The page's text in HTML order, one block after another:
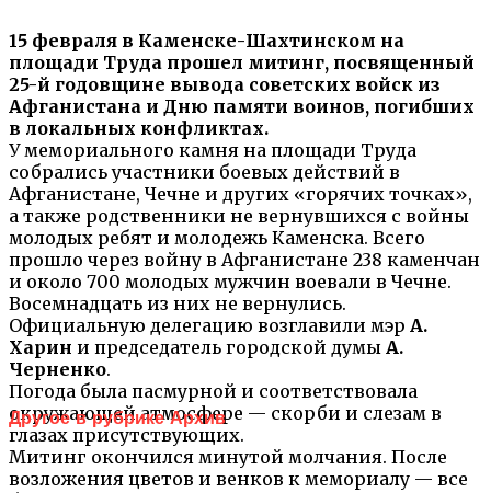
15 февраля в Каменске-Шахтинском на
площади Труда прошел митинг, посвященный
25-й годовщине вывода советских войск из
Афганистана и Дню памяти воинов, погибших
в локальных конфликтах.
У мемориального камня на площади Труда
собрались участники боевых действий в
Афганистане, Чечне и других «горячих точках»,
а также родственники не вернувшихся с войны
молодых ребят и молодежь Каменска. Всего
прошло через войну в Афганистане 238 каменчан
и около 700 молодых мужчин воевали в Чечне.
Восемнадцать из них не вернулись.
Официальную делегацию возглавили мэр А.
Харин и председатель городской думы А.
Черненко.
Погода была пасмурной и соответствовала
окружающей атмосфере — скорби и слезам в
глазах присутствующих.
Митинг окончился минутой молчания. После
возложения цветов и венков к мемориалу — все
Другое в рубрике Архив